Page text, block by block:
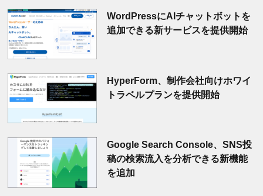
WordPressにAIチャットボットを
追加できる新サービスを提供開始
HyperForm、制作会社向けホワイ
トラベルプランを提供開始
Google Search Console、SNS投
稿の検索流入を分析できる新機能
を追加